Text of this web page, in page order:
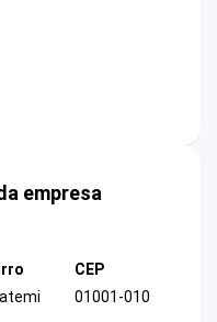
empresa
CEP
01001-010